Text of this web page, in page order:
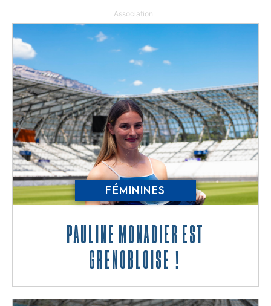
Association
Pauline Monadier est
Grenobloise !
FÉMININES